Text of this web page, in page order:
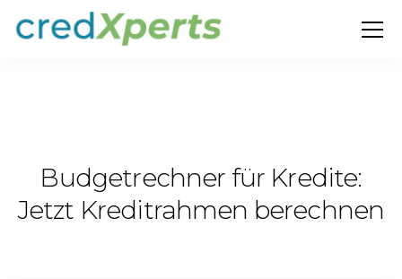
Budgetrechner für Kredite:
Jetzt Kreditrahmen berechnen